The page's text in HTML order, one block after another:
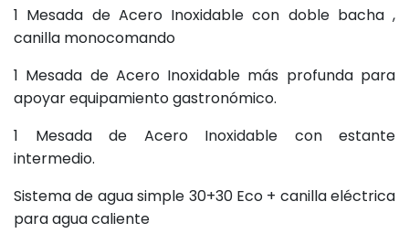
1 Mesada de Acero Inoxidable con doble bacha ,
canilla monocomando
1 Mesada de Acero Inoxidable más profunda para
apoyar equipamiento gastronómico.
1 Mesada de Acero Inoxidable con estante
intermedio.
Sistema de agua simple 30+30 Eco + canilla eléctrica
para agua caliente